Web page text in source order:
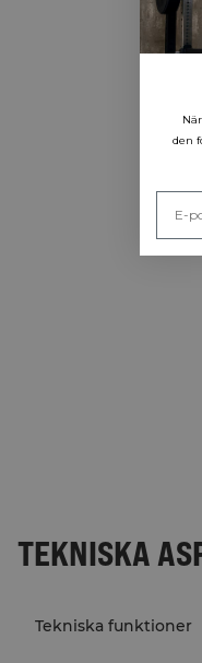
TEKNISKA
Tekniska funktioner
den